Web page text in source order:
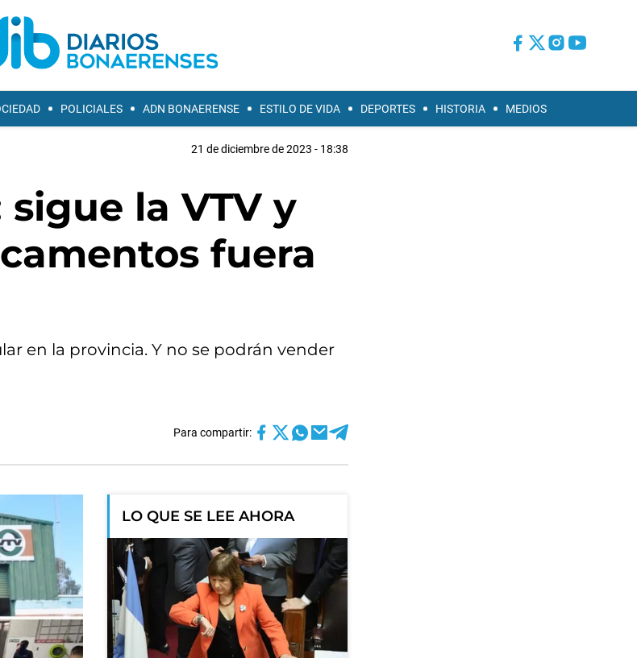
POLICIALES ADN BONAERENSE ESTILO DE VIDA DEPORTES HISTORIA MEDIOS
21 de diciembre de 2023 - 18:38
sigue la VTV y
fuera
en la provincia. Y no se podrán vender
Para compartir:
LO QUE SE LEE AHORA